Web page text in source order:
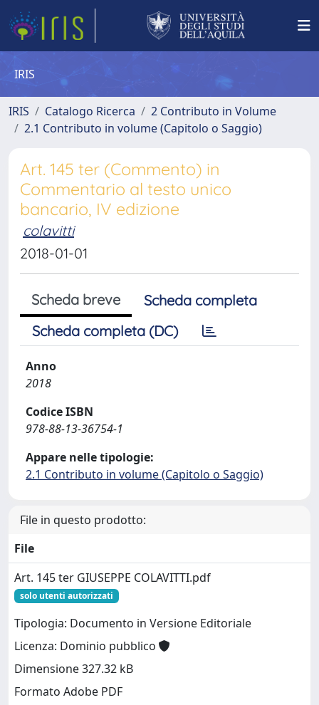
IRIS
IRIS Catalogo Ricerca
2 Contributo in Volume
2.1 Contributo in volume (Capitolo o Saggio)
Art. 145 ter (Commento) in
Commentario al testo unico
bancario, IV edizione
colavitti
2018-01-01
Scheda breve
Scheda completa
Scheda completa (DC)
Anno
2018
Codice ISBN
978-88-13-36754-1
Appare nelle tipologie:
2.1 Contributo in volume (Capitolo o Saggio)
File in questo prodotto:
File
Art. 145 ter GIUSEPPE COLAVITTI.pdf
solo utenti autorizzati
Tipologia: Documento in Versione Editoriale
Licenza: Dominio pubblico
Dimensione 327.32 kB
Formato Adobe PDF